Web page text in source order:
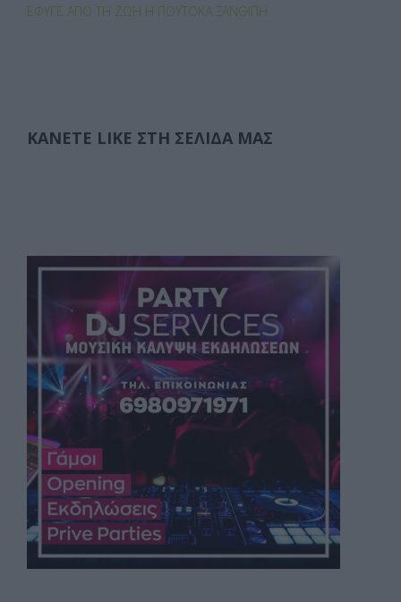
ΈΦΥΓΕ ΑΠΌ ΤΗ ΖΩΉ Η ΠΟΥΤΌΚΑ ΞΑΝΘΊΠΗ
ΚΆΝΕΤΕ LIKE ΣΤΗ ΣΕΛΊΔΑ ΜΑΣ